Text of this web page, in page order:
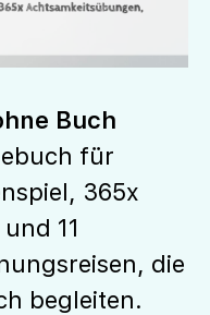
Buch
für
365x
11
die
begleiten.